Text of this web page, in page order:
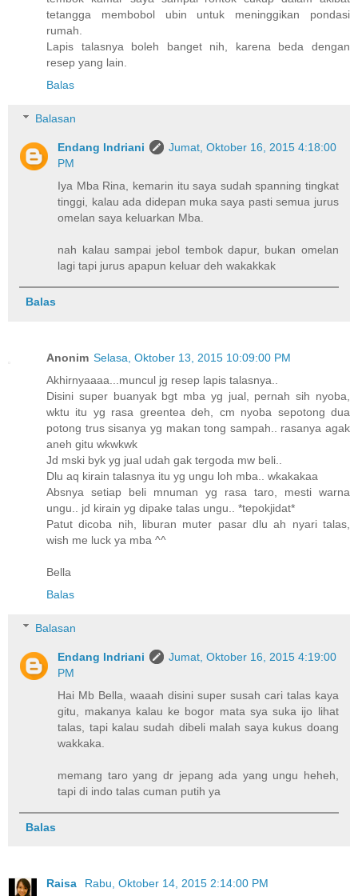
tetangga membobol ubin untuk meninggikan pondasi
rumah.
Lapis talasnya boleh banget nih, karena beda dengan
resep yang lain.
Balas
Balasan
Endang Indriani
Jumat, Oktober 16, 2015 4:18:00
PM
Iya Mba Rina, kemarin itu saya sudah spanning tingkat
tinggi, kalau ada didepan muka saya pasti semua jurus
omelan saya keluarkan Mba.
nah kalau sampai jebol tembok dapur, bukan omelan
lagi tapi jurus apapun keluar deh wakakkak
Balas
Anonim Selasa, Oktober 13, 2015 10:09:00 PM
Akhirnyaaaa...muncul jg resep lapis talasnya..
Disini super buanyak bgt mba yg jual, pernah sih nyoba,
wktu itu yg rasa greentea deh, cm nyoba sepotong dua
potong trus sisanya yg makan tong sampah.. rasanya agak
aneh gitu wkwkwk
Jd mski byk yg jual udah gak tergoda mw beli..
Dlu aq kirain talasnya itu yg ungu loh mba.. wkakakaa
Absnya setiap beli mnuman yg rasa taro, mesti warna
ungu.. jd kirain yg dipake talas ungu.. *tepokjidat*
Patut dicoba nih, liburan muter pasar dlu ah nyari talas,
wish me luck ya mba ^^
Bella
Balas
Balasan
Endang Indriani
Jumat, Oktober 16, 2015 4:19:00
PM
Hai Mb Bella, waaah disini super susah cari talas kaya
gitu, makanya kalau ke bogor mata sya suka ijo lihat
talas, tapi kalau sudah dibeli malah saya kukus doang
wakkaka.
memang taro yang dr jepang ada yang ungu heheh,
tapi di indo talas cuman putih ya
Balas
Raisa
Rabu, Oktober 14, 2015 2:14:00 PM